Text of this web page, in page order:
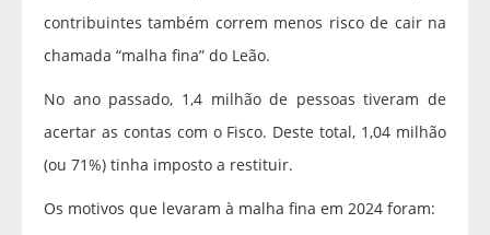
contribuintes também correm menos risco de cair na
chamada “malha fina” do Leão.
No ano passado, 1,4 milhão de pessoas tiveram de
acertar as contas com o Fisco. Deste total, 1,04 milhão
(ou 71%) tinha imposto a restituir.
Os motivos que levaram à malha fina em 2024 foram: